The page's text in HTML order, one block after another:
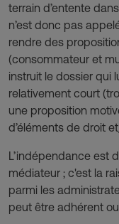
terrain d’entente
n’est donc pas
rendre des
(consommateur et
instruit le dossier qui
relativement court
une proposition
d’éléments de droit
L’indépendance est
médiateur ; c'est la
parmi les
peut être adhérent